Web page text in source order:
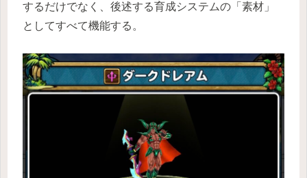
するだけでなく、後述する育成システムの「素材」
としてすべて機能する。